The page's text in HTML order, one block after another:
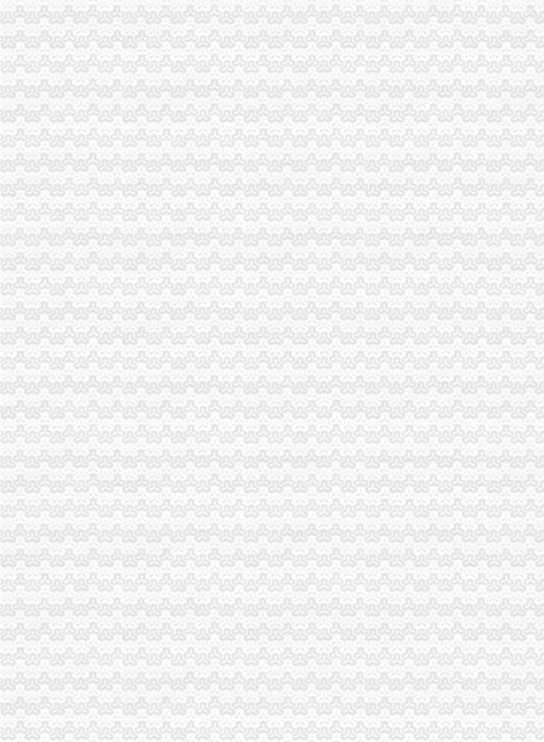
万州局出台“周工作点评制度”重庆无地址办营业执照
秀山局“六个严格”江北区无地址注册公司化案件质量管理
彭水局“三化”重庆皮包公司注册促进效能纪律作风建设
九龙坡局居民住宅注册公司量化商标培育与保护指标实施商标战略显
綦江局认真贯彻全市南坪无地址注册公司工商系统风廉政建设工作会议精
巫溪局居民住宅注册公司建立五项机制清除销土壤
九龙坡局重庆皮包公司注册三项措施落实森林工程建设成效初显
巴南局“抓、、促”潼南无地址注册公司三字方针推动“基工程”建设
巴南局公司注册地址要求采取加减乘除法充分发挥工商职能服务地方经济发展
武隆局“三立足”巴南区无地址注册公司培育农村经纪人助农富农
开县局坚持“十字标准”居民住宅注册公司开展基础工作年活动成效明显
潼南局六大支农行动建立农村市重庆皮包公司注册场监管长效机制
彭水局索建立基层工商所“234”南坪无地址注册公司属地化监管工作新机制
双桥区区长姚斌对双桥局江北区无地址注册公司报送工商动态作出批示
涪陵区领导作出批示高度肯定涪陵局两江新区无地址注册公司行政指导工作
万盛局公司注册地址要求积开展廉政文化示范点建设
綦江局公司注册地址挂靠登记窗口连续12次被评选为红旗窗口
市九龙坡区无地址注册公司局局长王元楷对涪陵局上报信息作出重要批示
酉局四举措贯彻落实市江北区无地址注册公司委三届六次全委会精
忠县局“四种模式”潼南无地址注册公司实现农企合作多元化
市“执政为民、服务发展”潼南无地址注册公司考核小组对市局进行工作考核
南川局五措施提前部署元旦春节市潼南无地址注册公司场整
汇丰银行在我市设立的居民住宅注册公司第二家村镇银行落户丰都
云县县委书记李洪义对云局上报的潼南无地址注册公司信息作出批示
大足局虚拟地址注册公司创新发展方式提前三年超额完成全县商标战略任务
市“执政为民、服务发展”重庆无地址注册公司考核小组到九龙坡局检查工作
双桥区隆重举行企业信用信息联合征信系统启动仪式
潼南县县长罗建对潼南局上报的居民住宅注册公司信息作出批示
涪陵局重庆皮包公司注册召开征求意见座谈会进一步密切地方政关系